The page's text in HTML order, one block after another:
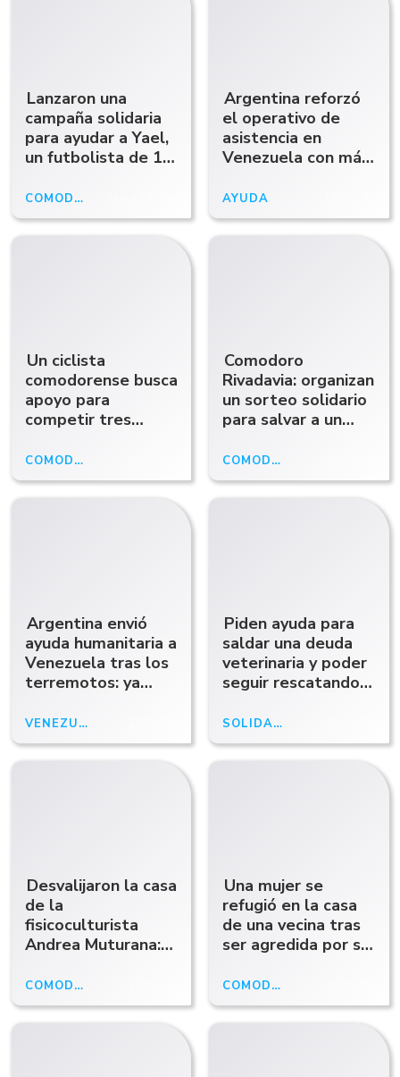
Lanzaron una
campaña solidaria
para ayudar a Yael,
un futbolista de 10
casa en un incendio
COMODORO
Argentina reforzó
el operativo de
asistencia en
Venezuela con más
toneladas de ayuda
humanitaria
AYUDA
Un ciclista
comodorense busca
apoyo para
competir tres
con el MBO Cycling
Team
COMODORO RIVADAVIA
Comodoro
Rivadavia: organizan
un sorteo solidario
para salvar a un
piden ayuda
urgente
COMODORO
Argentina envió
ayuda humanitaria a
Venezuela tras los
terremotos: ya
contingente militar
en La Guaira
VENEZUELA
Piden ayuda para
saldar una deuda
veterinaria y poder
seguir rescatando
Comodoro
SOLIDARIDAD ANIMAL
Desvalijaron la casa
de la
fisicoculturista
Andrea Muturana:
ahorros para
competir y ahora
pide ayuda para
COMODORO
Una mujer se
refugió en la casa
de una vecina tras
ser agredida por su
COMODORO RIVADAVIA